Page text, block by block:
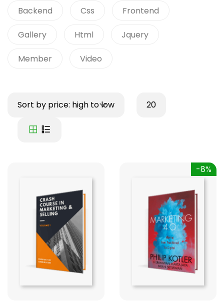
Backend Css Frontend
Gallery Html Jquery
Member Video
Sort by price: high to low 20
-8%